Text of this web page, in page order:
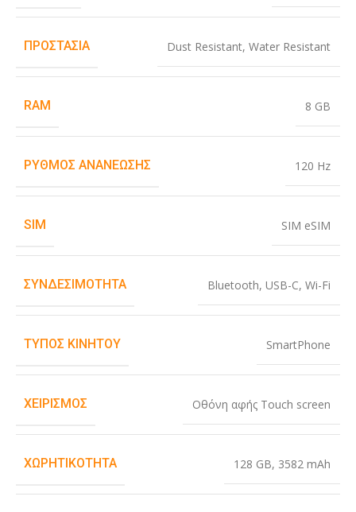
ΠΡΟΣΤΑΣΊΑ Dust Resistant, Water Resistant
RAM 8 GB
ΡΥΘΜΌΣ ΑΝΑΝΈΩΣΗΣ 120 Hz
SIM SIM eSIM
ΣΥΝΔΕΣΙΜΌΤΗΤΑ Bluetooth, USB-C, Wi-Fi
ΤΎΠΟΣ ΚΙΝΗΤΟΎ SmartPhone
ΧΕΙΡΙΣΜΌΣ Οθόνη αφής Touch screen
ΧΩΡΗΤΙΚΌΤΗΤΑ 128 GB, 3582 mAh